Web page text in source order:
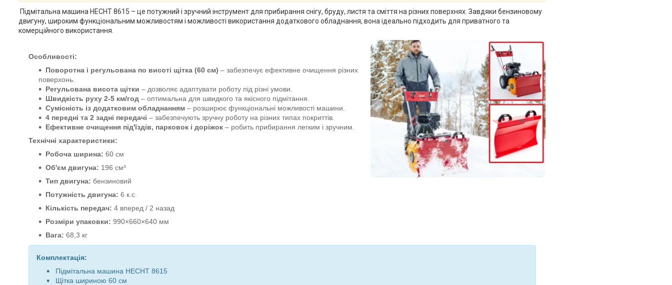
Підмітальна машина HECHT 8615 – це потужний і зручний інструмент для прибирання снігу, бруду, листя та сміття на різних поверхнях. Завдяки бензиновому
двигуну, широким функціональним можливостям і можливості використання додаткового обладнання, вона ідеально підходить для приватного та
комерційного використання.
Особливості:
Поворотна і регульована по висоті щітка (60 см) – забезпечує ефективне очищення різних
поверхонь.
Регульована висота щітки – дозволяє адаптувати роботу під різні умови.
Швидкість руху 2-5 км/год – оптимальна для швидкого та якісного підмітання.
Сумісність із додатковим обладнанням – розширює функціональні можливості машини.
4 передні та 2 задні передачі – забезпечують зручну роботу на різних типах покриттів.
Ефективне очищення під'їздів, парковок і доріжок – робить прибирання легким і зручним.
Технічні характеристики:
Робоча ширина: 60 см
Об'єм двигуна: 196 см³
Тип двигуна: бензиновий
Потужність двигуна: 6 к.с.
Кількість передач: 4 вперед / 2 назад
Розміри упаковки: 990×660×640 мм
Вага: 68,3 кг
Комплектація:
Підмітальна машина HECHT 8615
Щітка шириною 60 см